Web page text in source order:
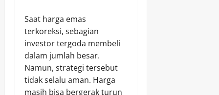
Saat harga emas
terkoreksi, sebagian
investor tergoda membeli
dalam jumlah besar.
Namun, strategi tersebut
tidak selalu aman. Harga
masih bisa bergerak turun